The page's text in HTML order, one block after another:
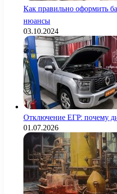
Как правильно оформить
нюансы
03.10.2024
Отключение ЕГР: почему
01.07.2026